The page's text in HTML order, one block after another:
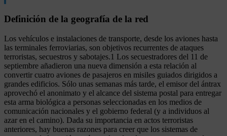
Definición de la geografía de la red
Los vehículos e instalaciones de transporte, desde los aviones hasta
las terminales ferroviarias, son objetivos recurrentes de ataques
terroristas, secuestros y sabotajes.1 Los secuestradores del 11 de
septiembre añadieron una nueva dimensión a esta relación al
convertir cuatro aviones de pasajeros en misiles guiados dirigidos a
grandes edificios. Sólo unas semanas más tarde, el emisor del ántrax
aprovechó el anonimato y el alcance del sistema postal para entregar
esta arma biológica a personas seleccionadas en los medios de
comunicación nacionales y el gobierno federal (y a individuos al
azar en el camino). Dada su importancia en actos terroristas
anteriores, hay buenas razones para creer que los sistemas de